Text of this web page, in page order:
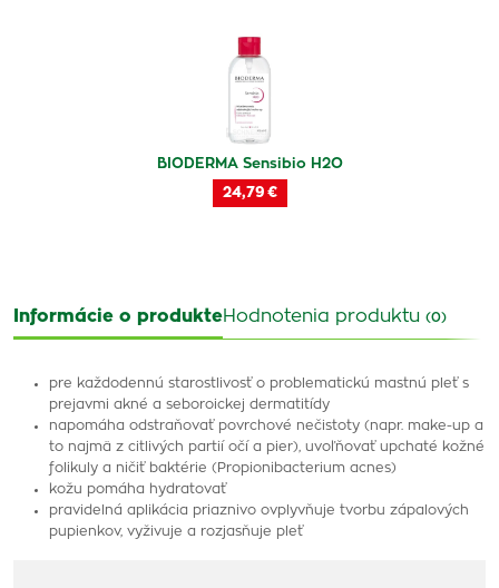
BIODERMA Sensibio H2O
24,79 €
Informácie o produkteHodnotenia produktu (0)
pre každodennú starostlivosť o problematickú mastnú pleť s
prejavmi akné a seboroickej dermatitídy
napomáha odstraňovať povrchové nečistoty (napr. make-up a
to najmä z citlivých partií očí a pier), uvoľňovať upchaté kožné
folikuly a ničiť baktérie (Propionibacterium acnes)
kožu pomáha hydratovať
pravidelná aplikácia priaznivo ovplyvňuje tvorbu zápalových
pupienkov, vyživuje a rozjasňuje pleť